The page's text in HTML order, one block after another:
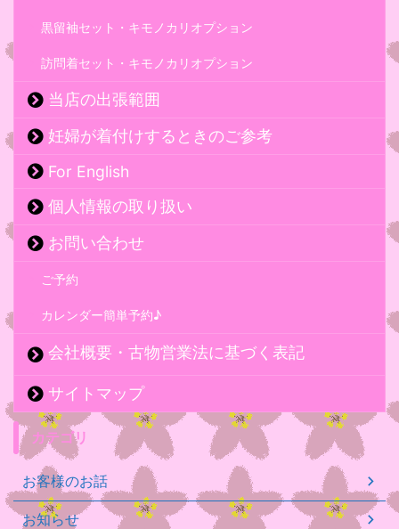
黒留袖セット・キモノカリオプション
訪問着セット・キモノカリオプション
当店の出張範囲
妊婦が着付けするときのご参考
For English
個人情報の取り扱い
お問い合わせ
ご予約
カレンダー簡単予約♪
会社概要・古物営業法に基づく表記
サイトマップ
カテゴリ
お客様のお話
お知らせ